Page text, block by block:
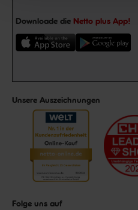
Downloade die Netto plus App!
Unsere Auszeichnungen
Folge uns auf